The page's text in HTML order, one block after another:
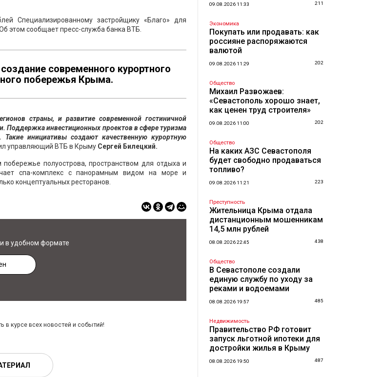
Специализированному застройщику «Благо» для
этом сообщает пресс-служба банка ВТБ.
современного курортного
побережья Крыма.
страны, и развитие современной гостиничной
Поддержка инвестиционных проектов в сфере туризма
инициативы создают качественную курортную
управляющий ВТБ в Крыму Сергей Билецкий.
полуострова, пространством для отдыха и
спа-комплекс с панорамным видом на море и
концептуальных ресторанов.
в удобном формате
в курсе всех новостей и событий!
09.08.2026 11:33 211
Экономика
Покупать или продавать: как
россияне распоряжаются
валютой
09.08.2026 11:29 202
Общество
Михаил Развожаев:
«Севастополь хорошо знает,
как ценен труд строителя»
09.08.2026 11:00 202
Общество
На каких АЗС Севастополя
будет свободно продаваться
топливо?
09.08.2026 11:21 223
Преступность
Жительница Крыма отдала
дистанционным мошенникам
14,5 млн рублей
08.08.2026 22:45 438
Общество
В Севастополе создали
единую службу по уходу за
реками и водоемами
08.08.2026 19:57 485
Недвижимость
Правительство РФ готовит
запуск льготной ипотеки для
достройки жилья в Крыму
08.08.2026 19:50 487